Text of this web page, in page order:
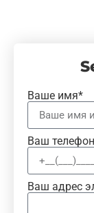
Ваше имя*
Ваш
Ваш адрес